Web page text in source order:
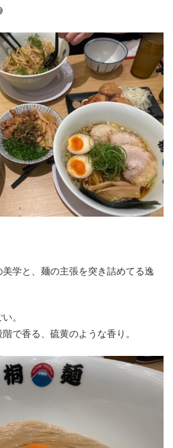
学と、麺の主張を突き詰めてる逸
。
で香る、硫黄のような香り。